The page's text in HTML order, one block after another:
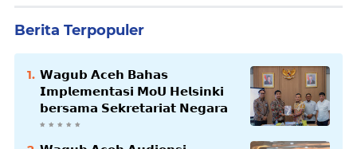
Berita Terpopuler
𝗪𝗮𝗴𝘂𝗯 𝗔𝗰𝗲𝗵 𝗕𝗮𝗵𝗮𝘀
𝗜𝗺𝗽𝗹𝗲𝗺𝗲𝗻𝘁𝗮𝘀𝗶 𝗠𝗼𝗨 𝗛𝗲𝗹𝘀𝗶𝗻𝗸𝗶
𝗯𝗲𝗿𝘀𝗮𝗺𝗮 𝗦𝗲𝗸𝗿𝗲𝘁𝗮𝗿𝗶𝗮𝘁 𝗡𝗲𝗴𝗮𝗿𝗮